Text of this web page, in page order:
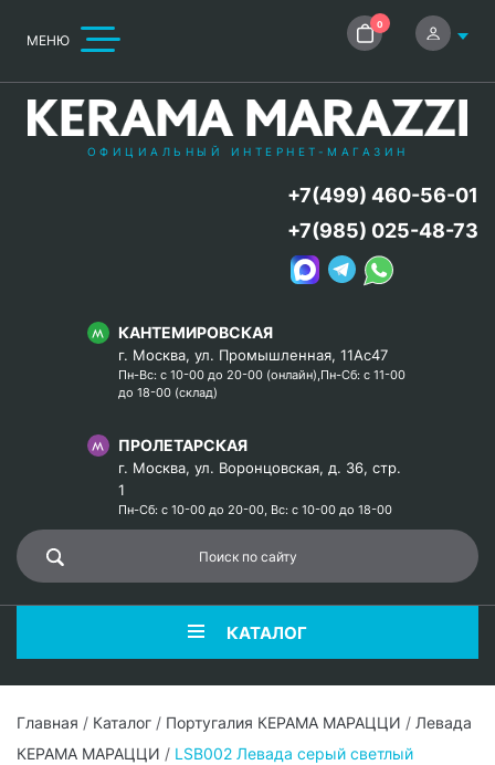
МЕНЮ
0
ОФИЦИАЛЬНЫЙ ИНТЕРНЕТ-МАГАЗИН
КАНТЕМИРОВСКАЯ
г. Москва, ул. Промышленная, 11Ас47
Пн-Вс: с 10-00 до 20-00 (онлайн),Пн-Сб: с 11-00
до 18-00 (склад)
ПРОЛЕТАРСКАЯ
г. Москва, ул. Воронцовская, д. 36, стр.
1
Пн-Сб: с 10-00 до 20-00, Вс: с 10-00 до 18-00
+7(499) 460-56-01
+7(985) 025-48-73
КАТАЛОГ
Главная / Каталог / Португалия КЕРАМА МАРАЦЦИ / Левада
КЕРАМА МАРАЦЦИ / LSB002 Левада серый светлый